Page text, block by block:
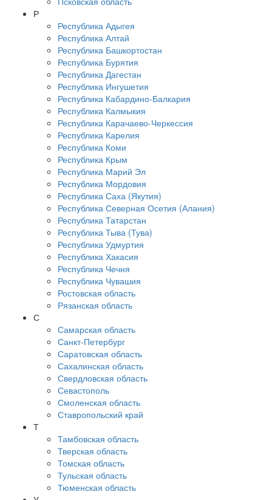
Р
Республика Адыгея
Республика Алтай
Республика Башкортостан
Республика Бурятия
Республика Дагестан
Республика Ингушетия
Республика Кабардино-Балкария
Республика Калмыкия
Республика Карачаево-Черкессия
Республика Карелия
Республика Коми
Республика Крым
Республика Марий Эл
Республика Мордовия
Республика Саха (Якутия)
Республика Северная Осетия (Алания)
Республика Татарстан
Республика Тыва (Тува)
Республика Удмуртия
Республика Хакасия
Республика Чечня
Республика Чувашия
Ростовская область
Рязанская область
С
Самарская область
Санкт-Петербург
Саратовская область
Сахалинская область
Свердловская область
Севастополь
Смоленская область
Ставропольский край
Т
Тамбовская область
Тверская область
Томская область
Тульская область
Тюменская область